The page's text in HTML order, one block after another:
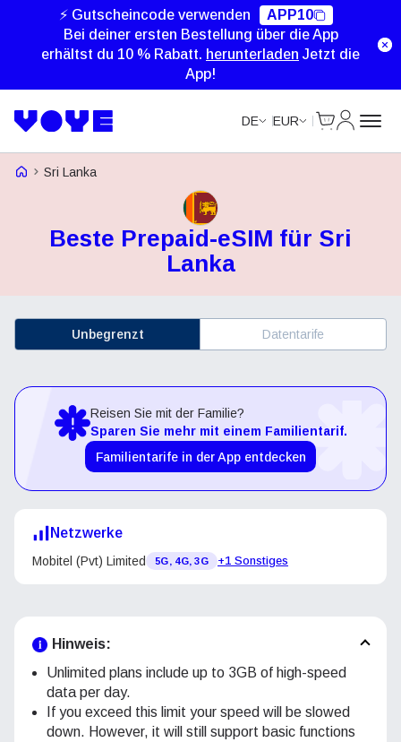
⚡ Gutscheincode verwenden
APP10
Bei deiner ersten Bestellung über die App
erhältst du 10 % Rabatt. herunterladen Jetzt die
App!
DE EUR
Voye Homepage
Sri Lanka
Beste Prepaid-eSIM für Sri
Lanka
Unbegrenzt Datentarife
Reisen Sie mit der Familie?
Sparen Sie mehr mit einem Familientarif.
Familientarife in der App entdecken
Netzwerke
Mobitel (Pvt) Limited 5G, 4G, 3G +1 Sonstiges
Hinweis:
Unlimited plans include up to 3GB of high-speed
data per day.
If you exceed this limit your speed will be slowed
down. However, it will still support basic functions